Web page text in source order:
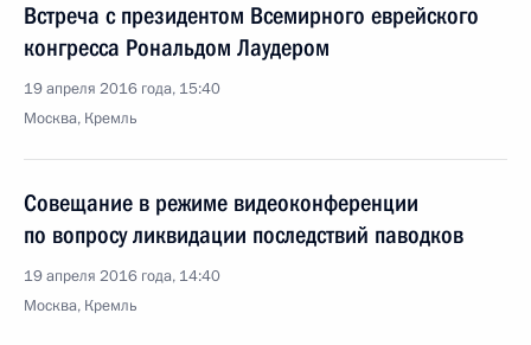
Встреча с президентом Всемирного еврейского
конгресса Рональдом Лаудером
19 апреля 2016 года, 15:40
Москва, Кремль
Совещание в режиме видеоконференции
по вопросу ликвидации последствий паводков
19 апреля 2016 года, 14:40
Москва, Кремль